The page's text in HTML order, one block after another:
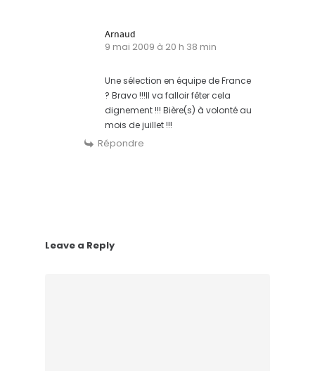
Arnaud
9 mai 2009 à 20 h 38 min
Une sélection en équipe de France
? Bravo !!!Il va falloir fêter cela
dignement !!! Bière(s) à volonté au
mois de juillet !!!
Répondre
Leave a Reply